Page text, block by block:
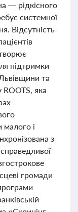
— рідкісного
системної
Відсутність
підтримки
та
яка
малого і
з
громади